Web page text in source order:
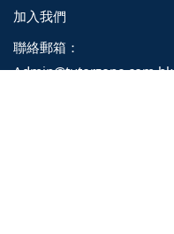
9061 3106
加入我們
聯絡郵箱：
Admin@tutorzone.com.hk